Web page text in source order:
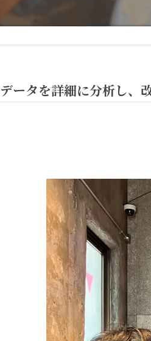
ータを詳細に分析し、